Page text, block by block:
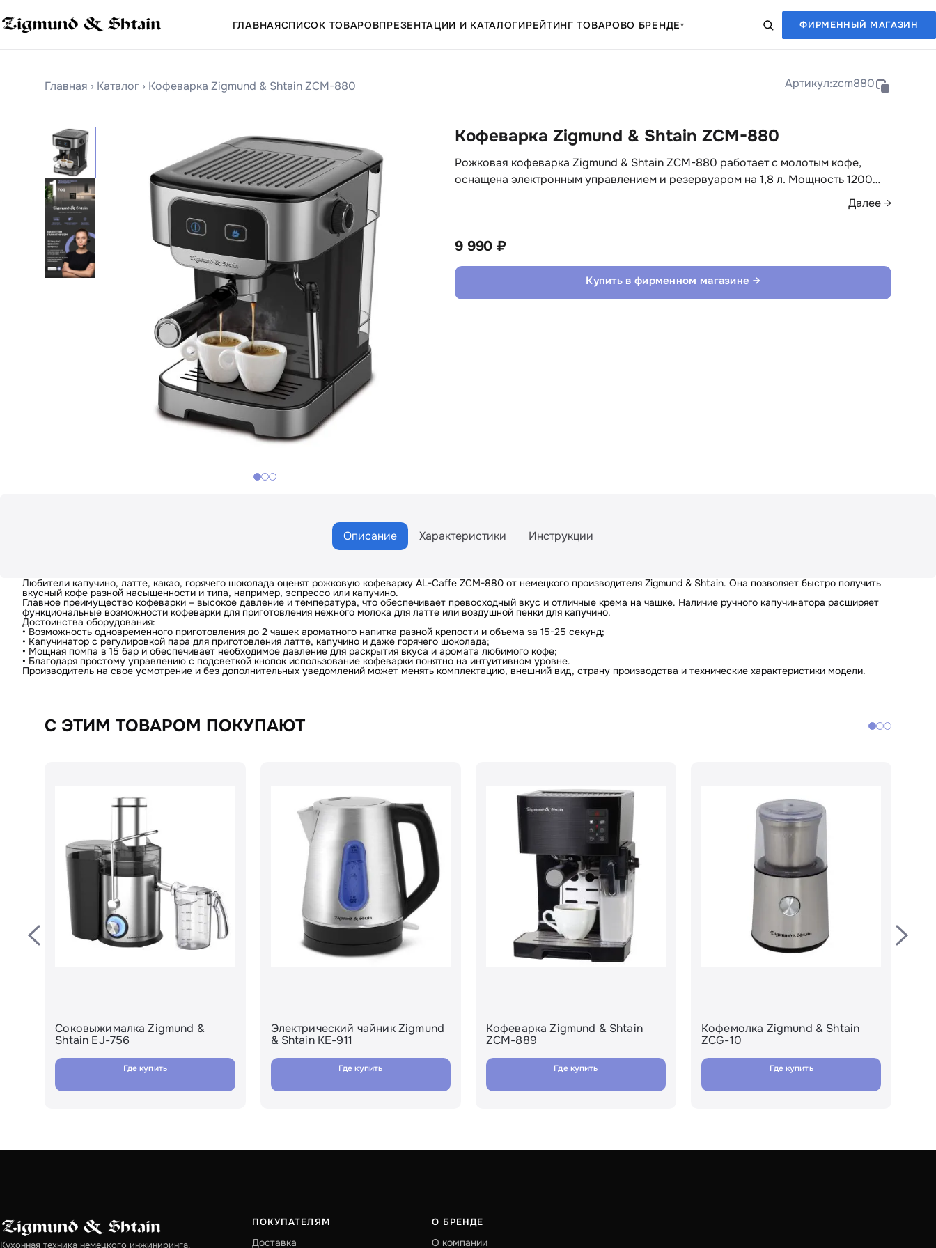
ГЛАВНАЯСПИСОК ТОВАРОВПРЕЗЕНТАЦИИ И КАТАЛОГИРЕЙТИНГ ТОВАРОВО БРЕНДЕ▾ ФИРМЕННЫЙ МАГАЗИН
Главная › Каталог › Кофеварка Zigmund & Shtain ZCM-880 Артикул:zcm880
Кофеварка Zigmund & Shtain ZCM-880
Рожковая кофеварка Zigmund & Shtain ZCM-880 работает с молотым кофе,
оснащена электронным управлением и резервуаром на 1,8 л. Мощность 1200…
Далее →
9 990 ₽
Купить в фирменном магазине →
Описание Характеристики Инструкции
Любители капучино, латте, какао, горячего шоколада оценят рожковую кофеварку AL-Caffe ZCM-880 от немецкого производителя Zigmund & Shtain. Она позволяет быстро получить
вкусный кофе разной насыщенности и типа, например, эспрессо или капучино.
Главное преимущество кофеварки – высокое давление и температура, что обеспечивает превосходный вкус и отличные крема на чашке. Наличие ручного капучинатора расширяет
функциональные возможности кофеварки для приготовления нежного молока для латте или воздушной пенки для капучино.
Достоинства оборудования:
• Возможность одновременного приготовления до 2 чашек ароматного напитка разной крепости и объема за 15-25 секунд;
• Капучинатор с регулировкой пара для приготовления латте, капучино и даже горячего шоколада;
• Мощная помпа в 15 бар и обеспечивает необходимое давление для раскрытия вкуса и аромата любимого кофе;
• Благодаря простому управлению с подсветкой кнопок использование кофеварки понятно на интуитивном уровне.
Производитель на свое усмотрение и без дополнительных уведомлений может менять комплектацию, внешний вид, страну производства и технические характеристики модели.
С ЭТИМ ТОВАРОМ ПОКУПАЮТ
Соковыжималка Zigmund &
Shtain EJ-756
Где купить
Электрический чайник Zigmund
& Shtain KE-911
Где купить
Кофеварка Zigmund & Shtain
ZCM-889
Где купить
Кофемолка Zigmund & Shtain
ZCG-10
Где купить
КУПИТЬ В ОДИН КЛИК
Заполните короткую форму —
и мы оформим заказ за вас.
Оформить заказ
Артикул: zcm880
Поделитесь впечатлениями
Отправить отзыв
С условиями "Пользовательского соглашения" ознакомлен
Кухонная техника немецкого инжиниринга.
ПОКУПАТЕЛЯМ
Доставка
О БРЕНДЕ
О компании